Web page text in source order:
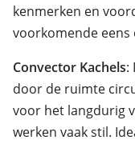
kenmerken en
voorkomende
Convector Kachels:
door de ruimte
voor het langdurig
werken vaak stil.